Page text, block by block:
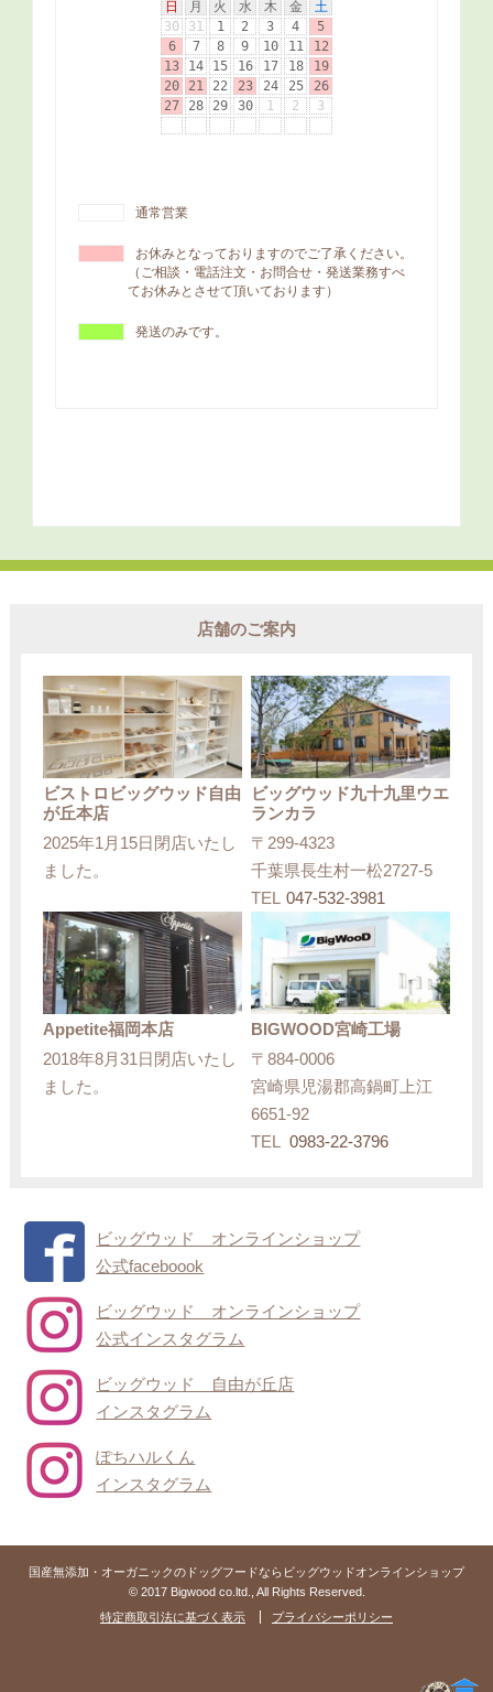
店舗のご案内
ビストロビッグウッド自由
が丘本店
2025年1月15日閉店いたし
ました。
ビッグウッド九十九里ウエ
ランカラ
〒299-4323
千葉県長生村一松2727-5
TEL 047-532-3981
Appetite福岡本店
2018年8月31日閉店いたし
ました。
BIGWOOD宮崎工場
〒884-0006
宮崎県児湯郡高鍋町上江
6651-92
TEL
0983-22-3796
ビッグウッド オンラインショップ
公式faceboook
ビッグウッド オンラインショップ
公式インスタグラム
ビッグウッド 自由が丘店
インスタグラム
ぽちハルくん
インスタグラム
国産無添加・オーガニックのドッグフードならビッグウッドオンラインショップ
© 2017 Bigwood co.ltd., All Rights Reserved.
特定商取引法に基づく表示
プライバシーポリシー